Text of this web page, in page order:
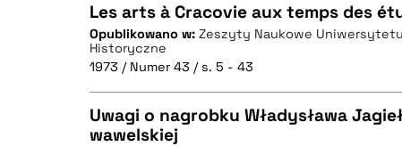
BIBTEX
CZYSTY TEKST
Les arts à Cracovie aux temps des
Opublikowano w: Zeszyty Naukowe
Historyczne
1973 / Numer 43 / s. 5 - 43
Uwagi o nagrobku Władysława
wawelskiej